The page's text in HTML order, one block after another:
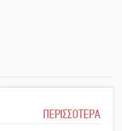
ΠΕΡΙΣΣΟΤΕΡΑ